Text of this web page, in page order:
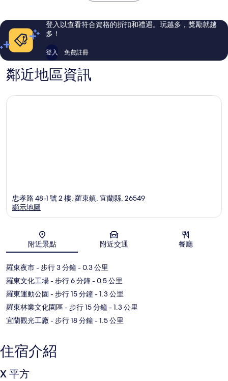
評
論
評
論
登入以查看符合資格的折扣和禮遇。玩越多，獎勵就越
多！
登入 免費註冊
鄰近地區資訊
地圖
忠孝路 48-1 號 2 樓, 羅東鎮, 宜蘭縣, 26549
顯示地圖
附近景點 附近交通 餐廳
羅東夜市- 步行 3 分鐘- 0.3 公里
羅東文化工場- 步行 6 分鐘- 0.5 公里
羅東運動公園 - 步行 15 分鐘- 1.3 公里
羅東林業文化園區- 步行 15 分鐘- 1.3 公里
宜蘭觀光工廠 - 步行 18 分鐘- 1.5 公里
住宿介紹
X 平方